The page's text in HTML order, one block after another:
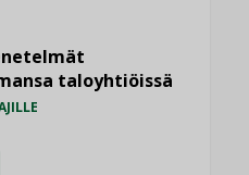
taloyhtiöissä